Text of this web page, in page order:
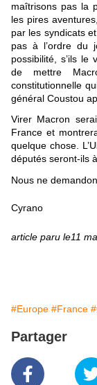
maîtrisons pas la
les pires
par les syndicats
pas à l’ordre du
possibilité, s’ils le
de mettre
constitutionnelle
général Coustou
Virer Macron
France et
quelque chose.
députés seront-ils
Nous ne
Cyrano
article paru le11
#Europe #France
Partager